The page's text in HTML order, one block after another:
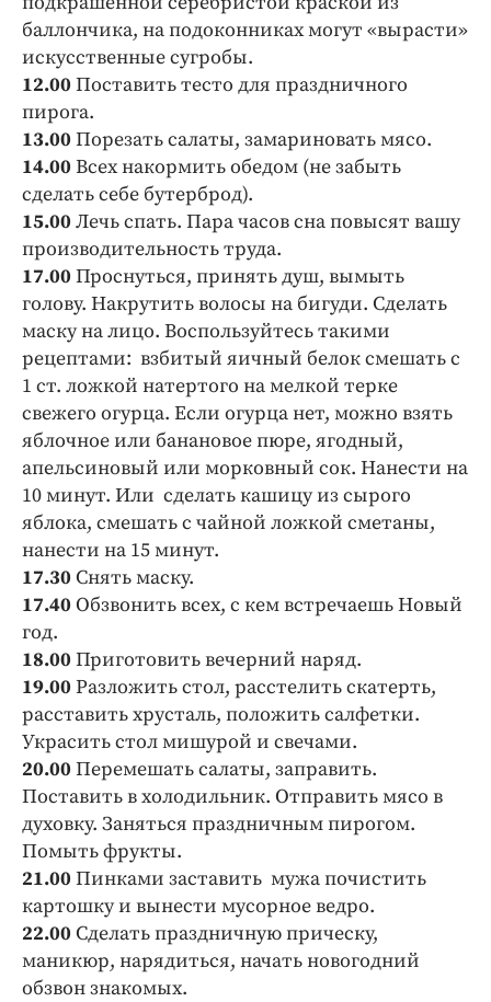
баллончика, на подоконниках могут «вырасти»
искусственные сугробы.
12.00Поставить тесто для праздничного
пирога.
13.00Порезать салаты, замариновать мясо.
14.00Всех накормить обедом (не забыть
сделать себе бутерброд).
15.00Лечь спать. Пара часов сна повысят вашу
производительность труда.
17.00Проснуться, принять душ, вымыть
голову. Накрутить волосы на бигуди. Сделать
маску на лицо. Воспользуйтесь такими
рецептами: взбитый яичный белок смешать с
1 ст. ложкой натертого на мелкой терке
свежего огурца. Если огурца нет, можно взять
яблочное или банановое пюре, ягодный,
апельсиновый или морковный сок. Нанести на
10 минут. Или сделать кашицу из сырого
яблока, смешать с чайной ложкой сметаны,
нанести на 15 минут.
17.30Снять маску.
17.40Обзвонить всех, с кем встречаешь Новый
год.
18.00Приготовить вечерний наряд.
19.00Разложить стол, расстелить скатерть,
расставить хрусталь, положить салфетки.
Украсить стол мишурой и свечами.
20.00Перемешать салаты, заправить.
Поставить в холодильник. Отправить мясо в
духовку. Заняться праздничным пирогом.
Помыть фрукты.
21.00Пинками заставить мужа почистить
картошку и вынести мусорное ведро.
22.00Сделать праздничную прическу,
маникюр, нарядиться, начать новогодний
обзвон знакомых.